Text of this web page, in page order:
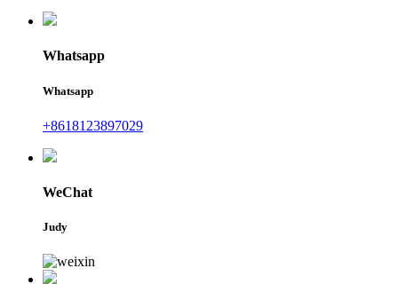
Whatsapp
Whatsapp
+8618123897029
WeChat
Judy